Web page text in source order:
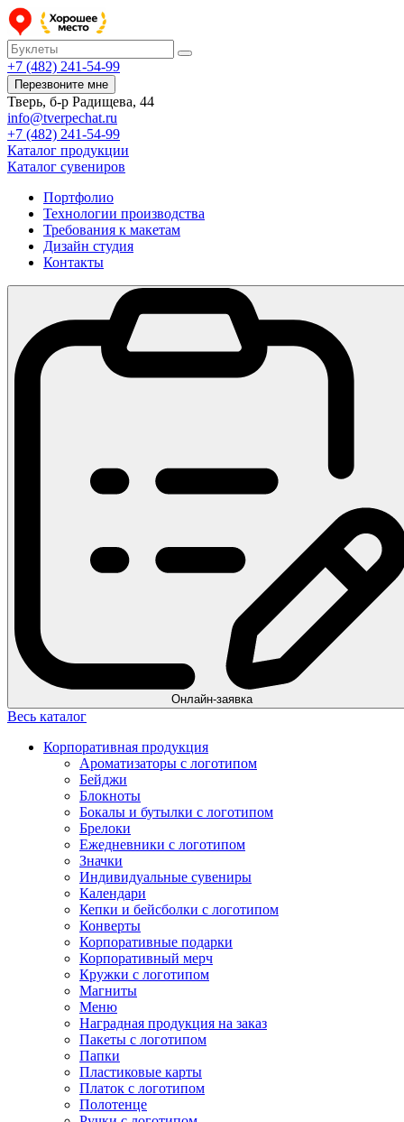
+7 (482) 241-54-99
Перезвоните мне
Тверь, б-р Радищева, 44
info@tverpechat.ru
+7 (482) 241-54-99
Каталог продукции
Каталог сувениров
Портфолио
Технологии производства
Требования к макетам
Дизайн студия
Контакты
Онлайн-заявка
Весь каталог
Корпоративная продукция
Ароматизаторы с логотипом
Бейджи
Блокноты
Бокалы и бутылки с логотипом
Брелоки
Ежедневники с логотипом
Значки
Индивидуальные сувениры
Календари
Кепки и бейсболки с логотипом
Конверты
Корпоративные подарки
Корпоративный мерч
Кружки с логотипом
Магниты
Меню
Наградная продукция на заказ
Пакеты с логотипом
Папки
Пластиковые карты
Платок с логотипом
Полотенце